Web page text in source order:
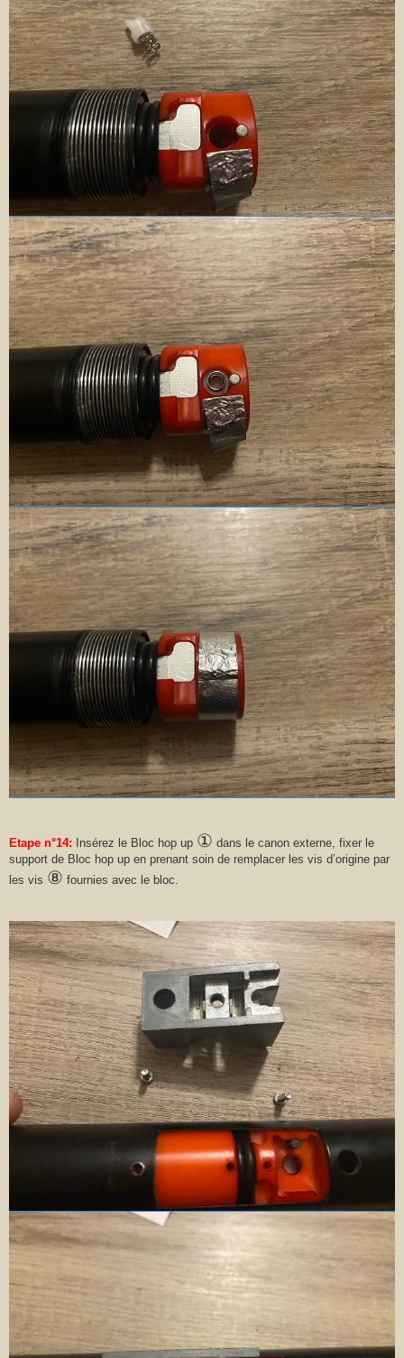
Etape n°14: Insérez le Bloc hop up ① dans le canon externe, fixer le
support de Bloc hop up en prenant soin de remplacer les vis d’origine par
les vis ⑧ fournies avec le bloc.